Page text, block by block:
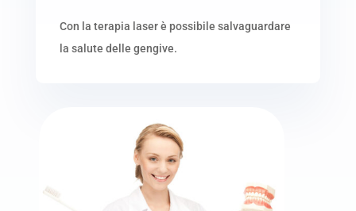
Con la terapia laser è possibile salvaguardare
la salute delle gengive.